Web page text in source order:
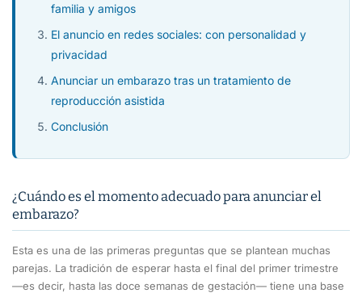
familia y amigos
El anuncio en redes sociales: con personalidad y
privacidad
Anunciar un embarazo tras un tratamiento de
reproducción asistida
Conclusión
¿Cuándo es el momento adecuado para anunciar el
embarazo?
Esta es una de las primeras preguntas que se plantean muchas
parejas. La tradición de esperar hasta el final del primer trimestre
—es decir, hasta las doce semanas de gestación— tiene una base